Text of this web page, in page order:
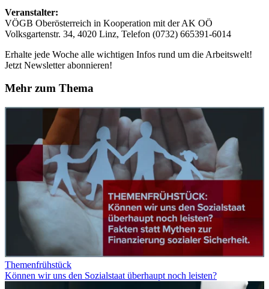
Veranstalter:
VÖGB Oberösterreich in Kooperation mit der AK OÖ
Volksgartenstr. 34, 4020 Linz, Telefon (0732) 665391-6014
Erhalte jede Woche alle wichtigen Infos rund um die Arbeitswelt!
Jetzt Newsletter abonnieren!
Mehr zum Thema
Themenfrühstück
Können wir uns den Sozialstaat überhaupt noch leisten?